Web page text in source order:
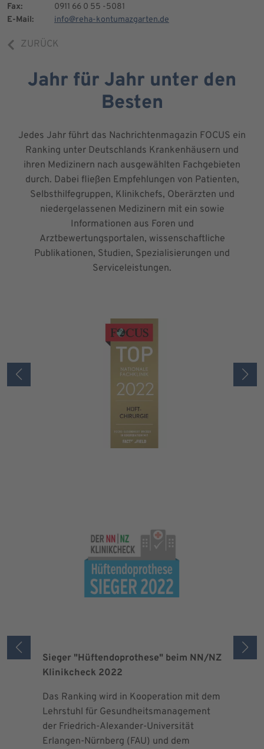
Fax:
0911 66 0 55 -5081
E-Mail:
info@reha-kontumazgarten.de
ZURÜCK
Jahr für Jahr unter den
Besten
Jedes Jahr führt das Nachrichtenmagazin FOCUS ein
Ranking unter Deutschlands Krankenhäusern und
ihren Medizinern nach ausgewählten Fachgebieten
durch. Dabei fließen Empfehlungen von Patienten,
Selbsthilfegruppen, Klinikchefs, Oberärzten und
niedergelassenen Medizinern mit ein sowie
Informationen aus Foren und
Arztbewertungsportalen, wissenschaftliche
Publikationen, Studien, Spezialisierungen und
Serviceleistungen.
Sieger "Hüftendoprothese" beim NN/NZ
Klinikcheck 2022
Das Ranking wird in Kooperation mit dem
Lehrstuhl für Gesundheitsmanagement
der Friedrich-Alexander-Universität
Erlangen-Nürnberg (FAU) und dem